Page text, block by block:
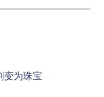
变为珠宝